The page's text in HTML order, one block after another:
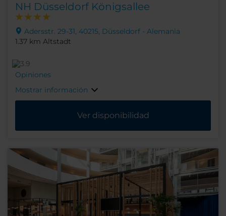
NH Düsseldorf Königsallee
Adersstr. 29-31, 40215, Düsseldorf - Alemania
1.37 km Altstadt
Opiniones
Mostrar información
Ver disponibilidad